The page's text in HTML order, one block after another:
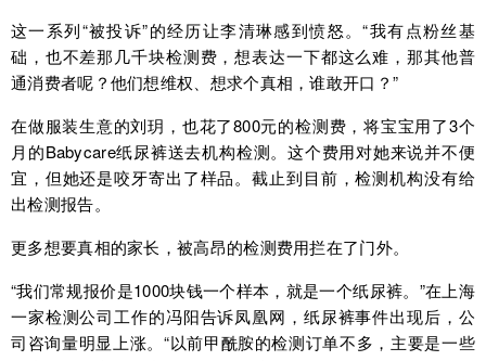
这一系列“被投诉”的经历让李清琳感到愤怒。“我有点粉丝基
础，也不差那几千块检测费，想表达一下都这么难，那其他普
通消费者呢？他们想维权、想求个真相，谁敢开口？”
在做服装生意的刘玥，也花了800元的检测费，将宝宝用了3个
月的Babycare纸尿裤送去机构检测。这个费用对她来说并不便
宜，但她还是咬牙寄出了样品。截止到目前，检测机构没有给
出检测报告。
更多想要真相的家长，被高昂的检测费用拦在了门外。
“我们常规报价是1000块钱一个样本，就是一个纸尿裤。”在上海
一家检测公司工作的冯阳告诉凤凰网，纸尿裤事件出现后，公
司咨询量明显上涨。“以前甲酰胺的检测订单不多，主要是一些